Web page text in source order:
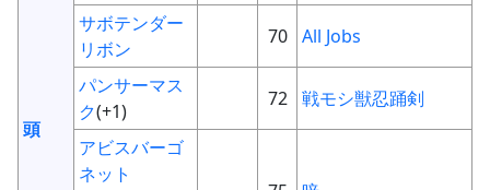
頭
サボテンダー
リボン
70 All Jobs
パンサーマス
ク(+1)
72 戦モシ獣忍踊剣
アビスバーゴ
ネット